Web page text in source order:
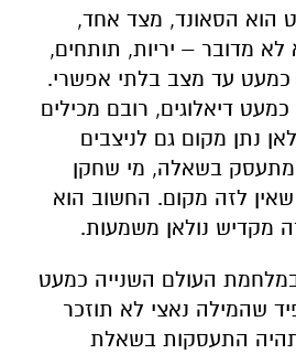
הוא הסאונד, מצד אחד,
מדובר – יריות, תותחים,
כמעט עד מצב בלתי אפשרי.
דיאלוגים, רובם מכילים
נתן מקום גם לניצבים
בשאלה, מי שחקן
שאין לזה מקום. החשוב הוא
מקדיש נולאן משמעות.
העולם השנייה כמעט
שהמילה נאצי לא תוזכר
התעסקות בשאלת